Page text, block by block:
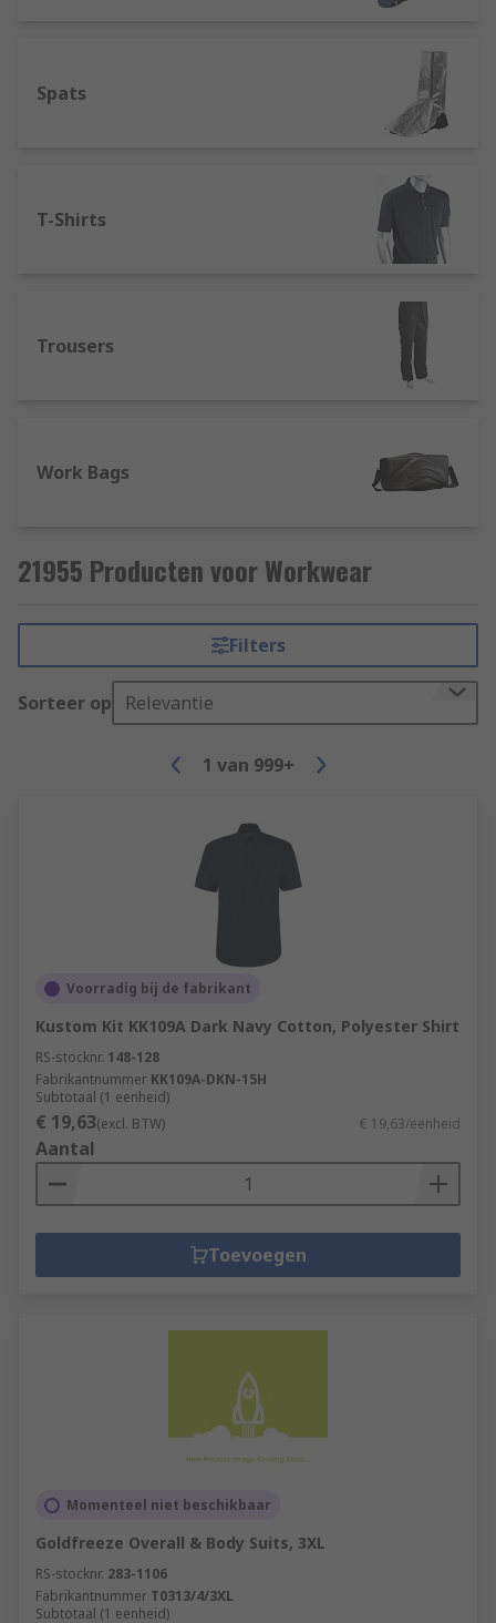
Spats
T-Shirts
Trousers
Work Bags
21955 Producten voor Workwear
Filters
Sorteer op Relevantie
1 van 999+
Voorradig bij de fabrikant
Kustom Kit KK109A Dark Navy Cotton, Polyester Shirt
RS-stocknr. 148-128
Fabrikantnummer KK109A-DKN-15H
Subtotaal (1 eenheid)
€ 19,63(excl. BTW) € 19,63/eenheid
Aantal
Toevoegen
Momenteel niet beschikbaar
Goldfreeze Overall & Body Suits, 3XL
RS-stocknr. 283-1106
Fabrikantnummer T0313/4/3XL
Subtotaal (1 eenheid)